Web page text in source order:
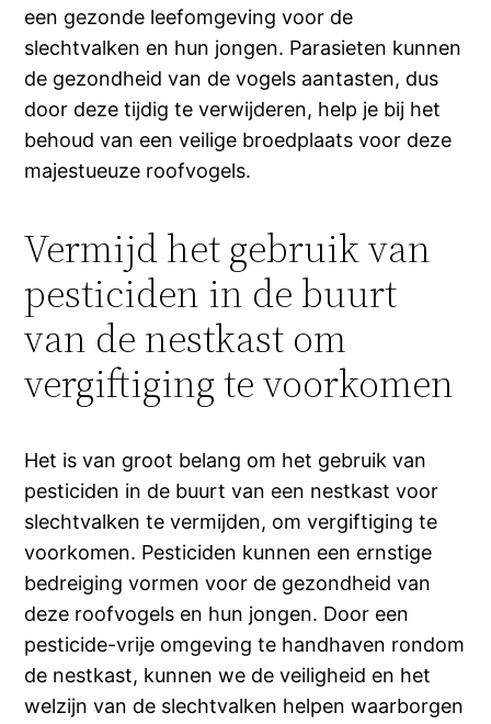
een gezonde leefomgeving voor de
slechtvalken en hun jongen. Parasieten kunnen
de gezondheid van de vogels aantasten, dus
door deze tijdig te verwijderen, help je bij het
behoud van een veilige broedplaats voor deze
majestueuze roofvogels.
Vermijd het gebruik van
pesticiden in de buurt
van de nestkast om
vergiftiging te voorkomen
Het is van groot belang om het gebruik van
pesticiden in de buurt van een nestkast voor
slechtvalken te vermijden, om vergiftiging te
voorkomen. Pesticiden kunnen een ernstige
bedreiging vormen voor de gezondheid van
deze roofvogels en hun jongen. Door een
pesticide-vrije omgeving te handhaven rondom
de nestkast, kunnen we de veiligheid en het
welzijn van de slechtvalken helpen waarborgen